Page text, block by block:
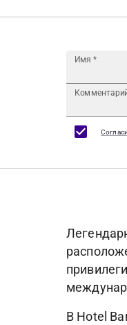
Имя *
В Hotel